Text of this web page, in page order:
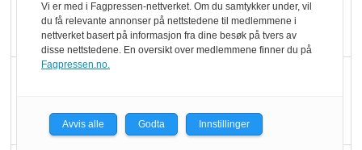
yoghurt: Trues av
melkemangel
hederspris
Vi er med i Fagpressen-nettverket. Om du samtykker under, vil
du få relevante annonser på nettstedene til medlemmene i
nettverket basert på informasjon fra dine besøk på tvers av
disse nettstedene. En oversikt over medlemmene finner du på
Fagpressen.no.
Avvis alle Godta Innstillinger